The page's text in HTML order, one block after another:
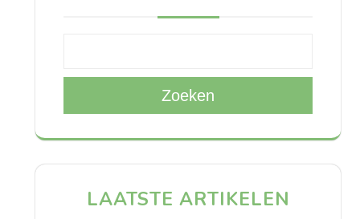
Zoeken
LAATSTE ARTIKELEN